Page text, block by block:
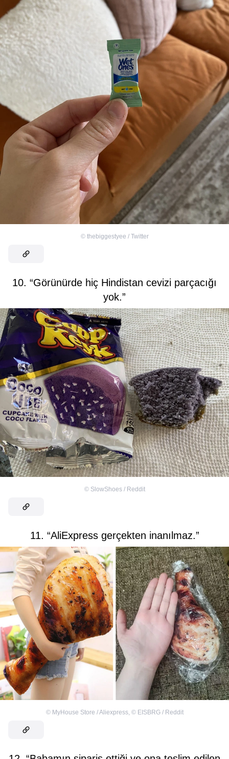
© thebiggestyee / Twitter
10. “Görünürde hiç Hindistan cevizi parçacığı
yok.”
© SlowShoes / Reddit
11. “AliExpress gerçekten inanılmaz.”
© MyHouse Store / Aliexpress, © EISBRG / Reddit